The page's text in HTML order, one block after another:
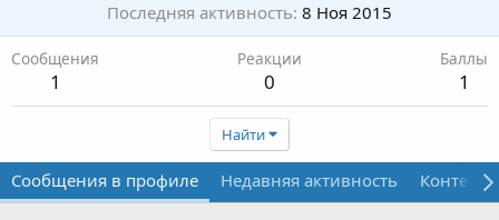
Последняя активность 8 Ноя 2015
Сообщения
1
Реакции
0
Баллы
1
Найти
Сообщения в профиле Недавняя активность Контент